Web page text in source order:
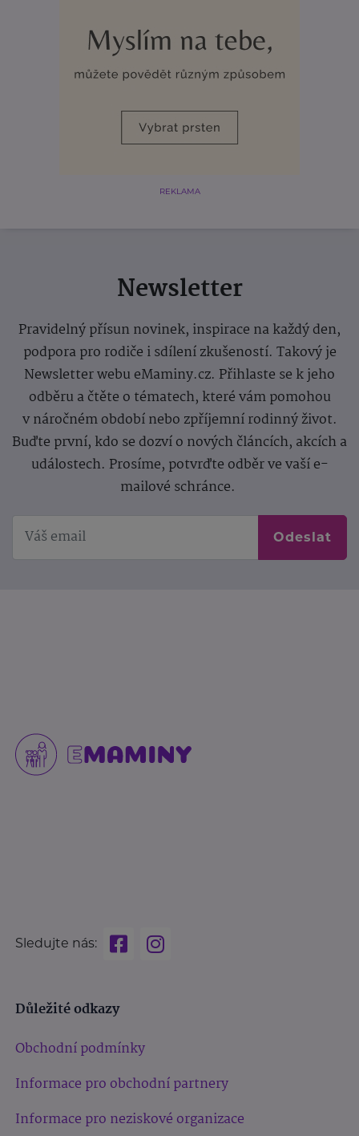
REKLAMA
Newsletter
Pravidelný přísun novinek, inspirace na každý den,
podpora pro rodiče i sdílení zkušeností. Takový je
Newsletter webu eMaminy.cz. Přihlaste se k jeho
odběru a čtěte o tématech, které vám pomohou
v náročném období nebo zpříjemní rodinný život.
Buďte první, kdo se dozví o nových článcích, akcích a
událostech. Prosíme, potvrďte odběr ve vaší e-
mailové schránce.
Odeslat
Sledujte nás:
Důležité odkazy
Obchodní podmínky
Informace pro obchodní partnery
Informace pro neziskové organizace